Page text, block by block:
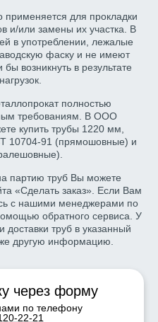
применяется для прокладки
и/или замены их участка. В
в употреблении, лежалые
фаску и не имеют
возникнуть в результате
полностью
требованиям. В ООО
купить трубы 1220 мм,
10704-91 (прямошовные) и
партию труб Вы можете
«Сделать заказ». Если Вам
с нашими менеджерами по
обратного сервиса. У
доставки труб в указанный
другую информацию.
через форму
по телефону
22-21